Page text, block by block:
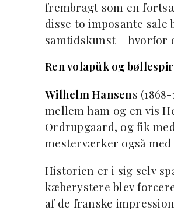
frembragt som en
disse to imposante sale
samtidskunst – hvorfor
Ren volapük og
Wilhelm Hansens
mellem ham og en vis
Ordrupgaard, og fik
mesterværker også
Historien er i sig selv
kæberystere blev
af de franske